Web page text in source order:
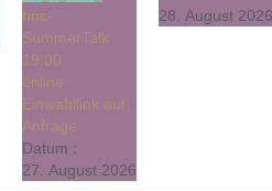
hnc-
SummerTalk
19:00
online
Einwahllink auf
Anfrage
Datum :
27. August 2026
28. August 2026